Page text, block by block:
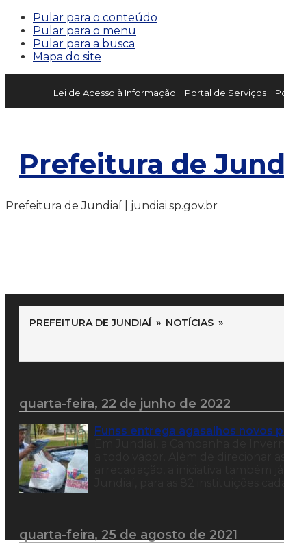
Pular para o conteúdo
Pular para o menu
Pular para a busca
Mapa do site
Lei de Acesso à Informação Portal de Serviços
Prefeitura de
Prefeitura de Jundiaí | jundiai.sp.gov.br
PREFEITURA DE JUNDIAÍ » NOTÍCIAS »
quarta-feira, 22 de junho de 2022
Funss entrega agasalhos novos
quarta-feira, 25 de agosto de 2021